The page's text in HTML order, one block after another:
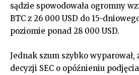
sądzie spowodowała ogromny
BTC z 26 000 USD do 15-
poziomie ponad 28 000 USD.
Jednak szum szybko wyparował,
decyzji SEC o opóźnieniu